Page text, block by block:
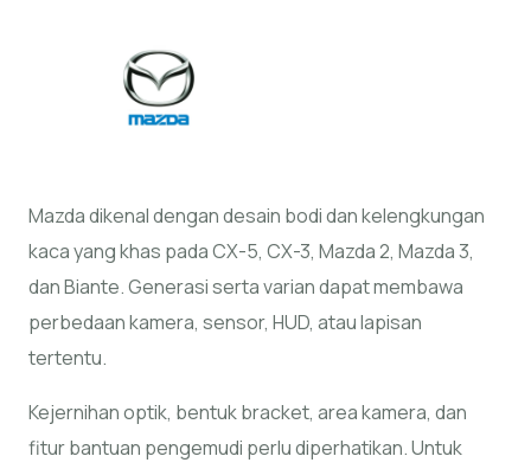
Mazda dikenal dengan desain bodi dan kelengkungan
kaca yang khas pada CX-5, CX-3, Mazda 2, Mazda 3,
dan Biante. Generasi serta varian dapat membawa
perbedaan kamera, sensor, HUD, atau lapisan
tertentu.
Kejernihan optik, bentuk bracket, area kamera, dan
fitur bantuan pengemudi perlu diperhatikan. Untuk